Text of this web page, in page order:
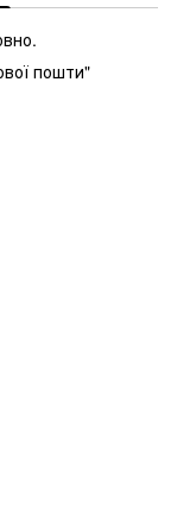
пошти"